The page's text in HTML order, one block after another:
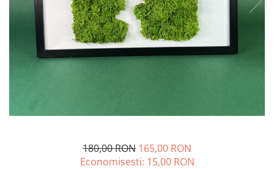
180,00 RON 165,00 RON
Economisesti: 15,00 RON